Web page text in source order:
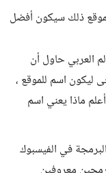
ذلك سيكون أفضل
العربي حاول أن
ليكون اسم للموقع ،
ماذا يعني اسم
في الفيسبوك